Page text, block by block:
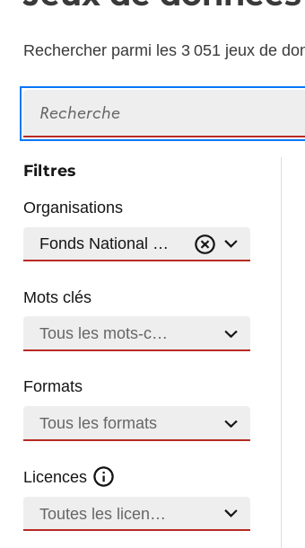
Rechercher parmi les 3 051 jeux de
Filtres
Organisations
Fonds National de la Recherche
Mots clés
Tous les mots-clés
Formats
Tous les formats
Licences
Toutes les licences